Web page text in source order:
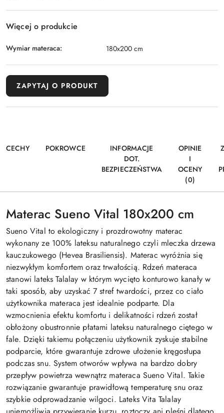
Więcej o produkcie
Wymiar materaca: 180x200 cm
ZAPYTAJ O PRODUKT
CECHY POKROWCE
INFORMACJE
DOT.
BEZPIECZEŃSTWA
OPINIE
I
OCENY
(0)
Materac Sueno Vital 180x200 cm
Sueno Vital to ekologiczny i prozdrowotny materac
wykonany ze 100% lateksu naturalnego czyli mleczka drzewa
kauczukowego (Hevea Brasiliensis). Materac wyróżnia się
niezwykłym komfortem oraz trwałością. Rdzeń materaca
stanowi lateks Talalay w którym wycięto konturowo kanały w
taki sposób, aby uzyskać 7 stref twardości, przez co ciało
użytkownika materaca jest idealnie podparte. Dla
wzmocnienia efektu komfortu i delikatności rdzeń został
obłożony obustronnie płatami lateksu naturalnego ciętego w
fale. Dzięki takiemu połączeniu użytkownik zyskuje stabilne
podparcie, które gwarantuje zdrowe ułożenie kręgosłupa
podczas snu. System otworów wpływa na bardzo dobry
przepływ powietrza wewnątrz materaca Sueno Vital. Takie
rozwiązanie gwarantuje prawidłową temperaturę snu oraz
szybkie odprowadzanie wilgoci. Lateks Vita Talalay